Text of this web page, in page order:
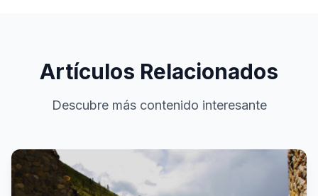
Artículos Relacionados
Descubre más contenido interesante